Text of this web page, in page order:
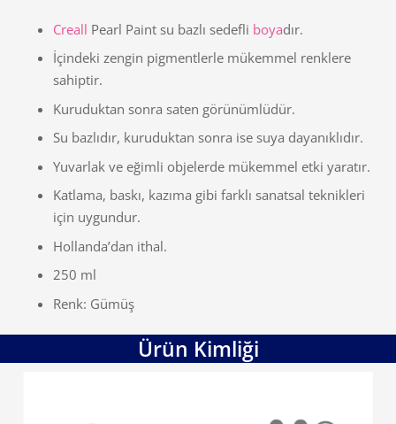
Creall Pearl Paint su bazlı sedefli boyadır.
İçindeki zengin pigmentlerle mükemmel renklere
sahiptir.
Kuruduktan sonra saten görünümlüdür.
Su bazlıdır, kuruduktan sonra ise suya dayanıklıdır.
Yuvarlak ve eğimli objelerde mükemmel etki yaratır.
Katlama, baskı, kazıma gibi farklı sanatsal teknikleri
için uygundur.
Hollanda’dan ithal.
250 ml
Renk: Gümüş
Ürün Kimliği